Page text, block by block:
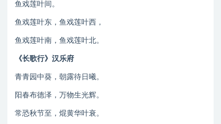
鱼戏莲叶间。
鱼戏莲叶东，鱼戏莲叶西，
鱼戏莲叶南，鱼戏莲叶北。
《长歌行》汉乐府
青青园中葵，朝露待日曦。
阳春布德泽，万物生光辉。
常恐秋节至，焜黄华叶衰。